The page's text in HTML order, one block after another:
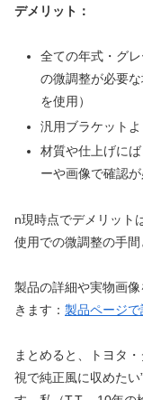
デメリット：
全ての年式・グ
の微調整が必要
を使用）
汎用ブラケット
材質や仕上げに
ーや画像で確認
n現時点でデメリット
使用での微調整の手間
製品の詳細や実物画
きます： 製品ページ
まとめると、トヨタ
視で純正風に収めた